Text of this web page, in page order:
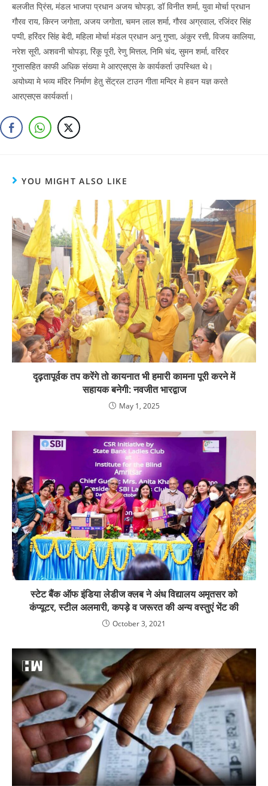
बलजीत प्रिंस, मंडल भाजपा प्रधान अजय चोपड़ा, डॉ विनीत शर्मा, युवा मोर्चा प्रधान
गौरव राय, किरन जगोता, अजय जगोता, चमन लाल शर्मा, गौरव अग्रवाल, रजिंदर सिंह
पप्पी, हरिंदर सिंह बेदी, महिला मोर्चा मंडल प्रधान अनु गुप्ता, अंकुर रत्ती, विजय कालिया,
नरेश सूरी, अशवनी चोपड़ा, रिंकू पूरी, रेणु मित्तल, निमि चंद, सुमन शर्मा, वरिंदर
गुप्तासहित काफी अधिक संख्या मे आरएसएस के कार्यकर्ता उपस्थित थे।
अयोध्या मे भव्य मंदिर निर्माण हेतु सेंट्रल टाउन गीता मन्दिर मे हवन यज्ञ करते
आरएसएस कार्यकर्ता।
YOU MIGHT ALSO LIKE
दृढ़तापूर्वक तप करेंगे तो कायनात भी हमारी कामना पूरी करने में
सहायक बनेगी: नवजीत भारद्वाज
May 1, 2025
स्टेट बैंक ऑफ इंडिया लेडीज क्लब ने अंध विद्यालय अमृतसर को
कंप्यूटर, स्टील अलमारी, कपड़े व जरूरत की अन्य वस्तुएं भेंट की
October 3, 2021